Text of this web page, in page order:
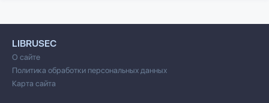
LIBRUSEC
О сайте
Политика обработки персональных данных
Карта сайта